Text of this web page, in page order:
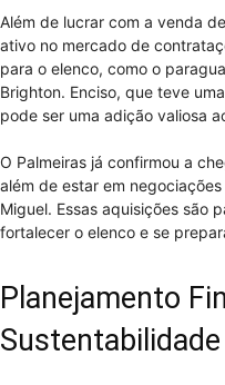
Além de lucrar com a venda
ativo no mercado de
para o elenco, como o
Brighton. Enciso, que teve
pode ser uma adição valiosa
O Palmeiras já confirmou a
além de estar em
Miguel. Essas aquisições são
fortalecer o elenco e se
Planejamento
Sustentabilidade